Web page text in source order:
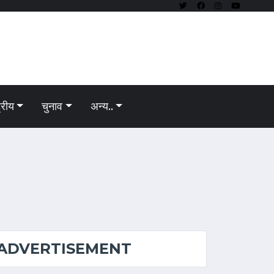
चुनाव अन्य..